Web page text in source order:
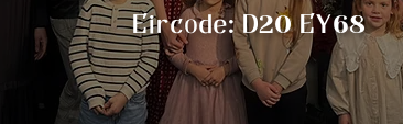
Eircode: D20 EY68